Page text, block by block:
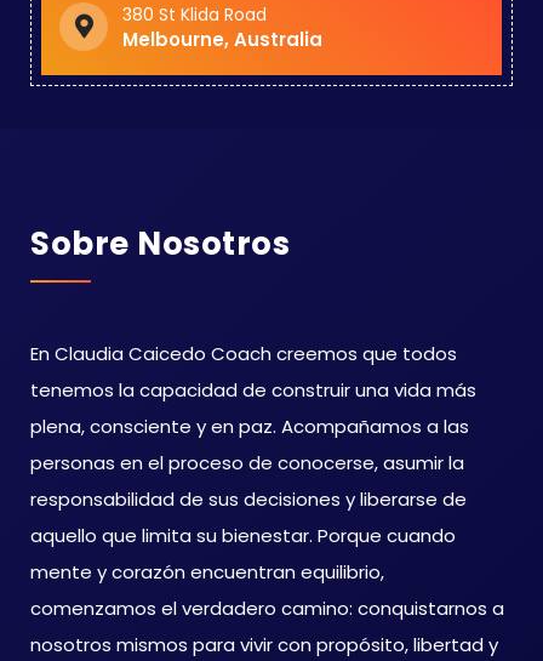
380 St Klida Road
Melbourne, Australia
Sobre Nosotros
En Claudia Caicedo Coach creemos que todos
tenemos la capacidad de construir una vida más
plena, consciente y en paz. Acompañamos a las
personas en el proceso de conocerse, asumir la
responsabilidad de sus decisiones y liberarse de
aquello que limita su bienestar. Porque cuando
mente y corazón encuentran equilibrio,
comenzamos el verdadero camino: conquistarnos a
nosotros mismos para vivir con propósito, libertad y